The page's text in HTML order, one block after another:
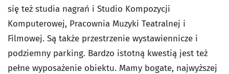
się też studia nagrań i Studio Kompozycji
Komputerowej, Pracownia Muzyki Teatralnej i
Filmowej. Są także przestrzenie wystawiennicze i
podziemny parking. Bardzo istotną kwestią jest też
pełne wyposażenie obiektu. Mamy bogate, najwyższej